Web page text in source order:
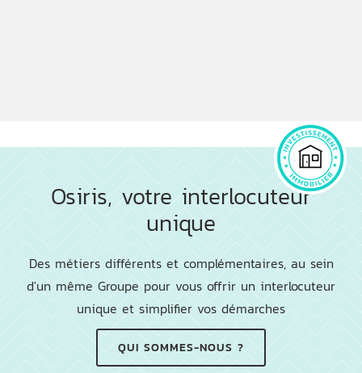
Osiris, votre interlocuteur
unique
Des métiers différents et complémentaires, au sein
d'un même Groupe pour vous offrir un interlocuteur
unique et simplifier vos démarches
QUI SOMMES-NOUS ?